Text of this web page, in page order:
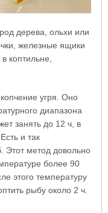
дерева, ольхи или
железные ящики
коптильне,
угря. Оно
диапазона
занять до 12 ч, в
и так
Этот метод довольно
более 90
этого температуру
рыбу около 2 ч.